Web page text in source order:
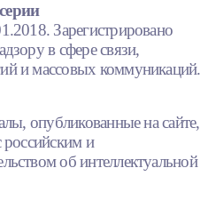
Зарегистрировано
в сфере связи,
и массовых коммуникаций.
опубликованные на сайте,
и
об интеллектуальной